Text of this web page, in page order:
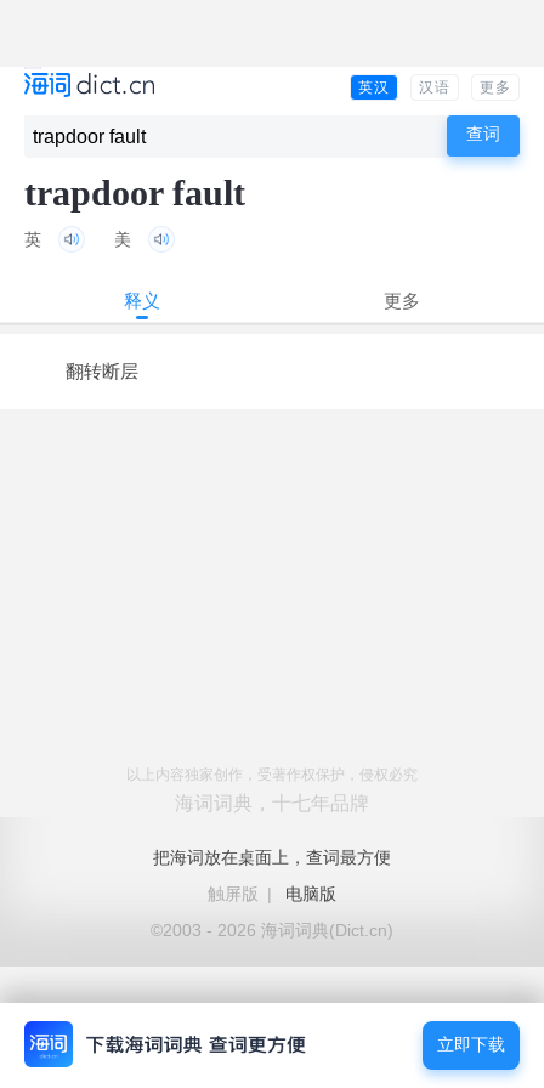
英汉 汉语 更多
trapdoor fault
英 美
释义 更多
翻转断层
以上内容独家创作，受著作权保护，侵权必究
海词词典，十七年品牌
把海词放在桌面上，查词最方便
触屏版
|
电脑版
©2003 - 2026 海词词典(Dict.cn)
立即下载
立即下载